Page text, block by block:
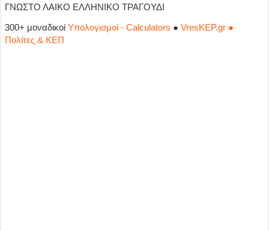
ΓΝΩΣΤΟ ΛΑΙΚΟ ΕΛΛΗΝΙΚΟ ΤΡΑΓΟΥΔΙ
300+ μοναδικοίΥπολογισμοί - Calculators ●VresKEP.gr ●
Πολίτες & ΚΕΠ